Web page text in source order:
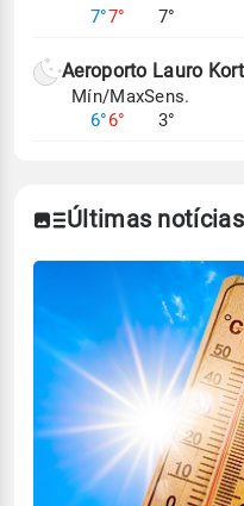
7°7°
7°
Aeroporto Lauro
Mín/Max
6°6°
Sens.
3°
Últimas notícias